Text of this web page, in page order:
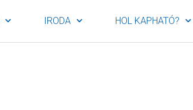
IRODA HOL KAPHATÓ?